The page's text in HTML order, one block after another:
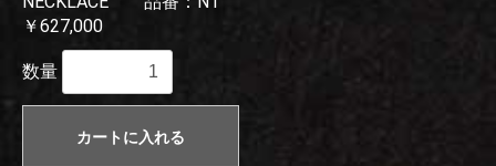
￥627,000
数量
カートに入れる